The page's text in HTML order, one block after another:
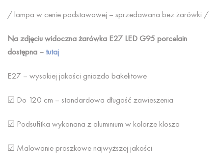
/ lampa w cenie podstawowej – sprzedawana bez żarówki /
Na zdjęciu widoczna żarówka E27 LED G95 porcelain
dostępna – tutaj
E27 – wysokiej jakości gniazdo bakelitowe
☑ Do 120 cm – standardowa długość zawieszenia
☑ Podsufitka wykonana z aluminium w kolorze klosza
☑ Malowanie proszkowe najwyższej jakości